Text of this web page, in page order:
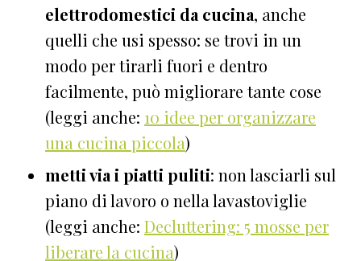
elettrodomestici da cucina, anche
quelli che usi spesso: se trovi in un
modo per tirarli fuori e dentro
facilmente, può migliorare tante cose
(leggi anche: 10 idee per organizzare
una cucina piccola)
metti via i piatti puliti: non lasciarli sul
piano di lavoro o nella lavastoviglie
(leggi anche: Decluttering: 5 mosse per
liberare la cucina)